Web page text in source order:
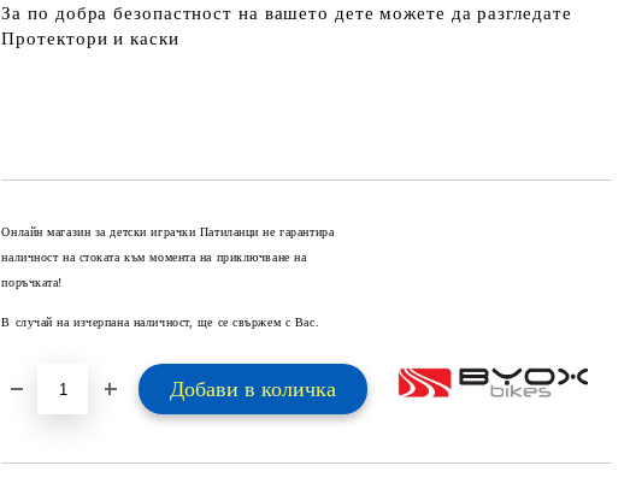
За по добра безопастност на вашето дете можете да разгледате
Протектори и каски
Онлайн магазин за детски играчки Патиланци не гарантира
наличност на стоката към момента на приключване на
поръчката!
В случай на изчерпана наличност, ще се свържем с Вас.